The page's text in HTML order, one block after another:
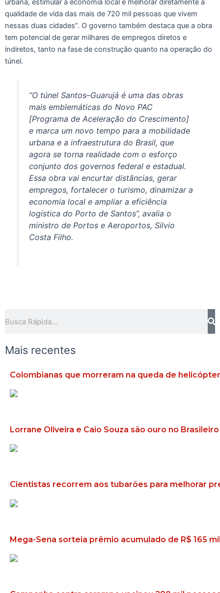
urbana, estimular a economia local e melhorar diretamente a
qualidade de vida das mais de 720 mil pessoas que vivem
nessas duas cidades”. O governo também destaca que a obra
tem potencial de gerar milhares de empregos diretos e
indiretos, tanto na fase de construção quanto na operação do
túnel.
“O túnel Santos–Guarujá é uma das obras
mais emblemáticas do Novo PAC
[Programa de Aceleração do Crescimento]
e marca um novo tempo para a mobilidade
urbana e a infraestrutura do Brasil, que
agora se torna realidade com o esforço
conjunto dos governos federal e estadual.
Essa obra vai encurtar distâncias, gerar
empregos, fortalecer o turismo, dinamizar a
economia local e ampliar a eficiência
logística do Porto de Santos”, avalia o
ministro de Portos e Aeroportos, Silvio
Costa Filho.
Mais recentes
Colombianas que morreram na queda de
Lorrane Oliveira e Caio Souza são ouro no
Cientistas recorrem aos tubarões para melhorar
Mega-Sena sorteia prêmio acumulado de R$ 165